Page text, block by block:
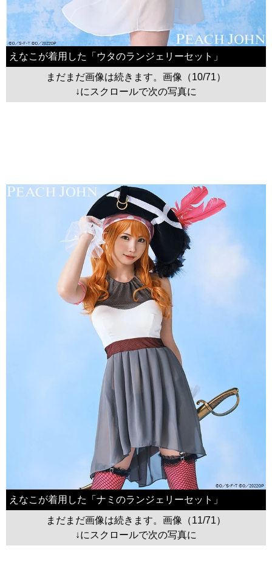
えなこが着用した「ウタのランジェリーセット」
まだまだ画像は続きます。画像（10/71）
↓にスクロールで次の写真に
えなこが着用した「ナミのランジェリーセット」
まだまだ画像は続きます。画像（11/71）
↓にスクロールで次の写真に